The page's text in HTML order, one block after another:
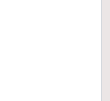
and India" (Inde)